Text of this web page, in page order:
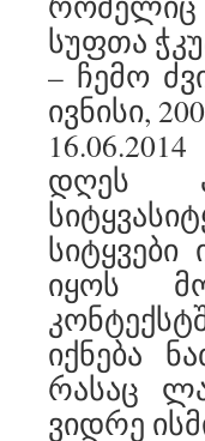
სუფთა
– ჩემო
ივნისი,
16.06.2014
დღეს
იყოს
იქნება
რასაც
ვიდრე